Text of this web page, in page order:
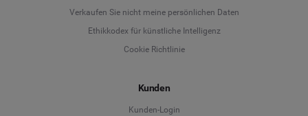
Verkaufen Sie nicht meine persönlichen Daten
Ethikkodex für künstliche Intelligenz
Cookie Richtlinie
Kunden
Kunden-Login
Deutsch
English